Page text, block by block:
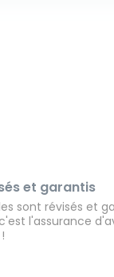
et garantis
sont révisés et
l'assurance